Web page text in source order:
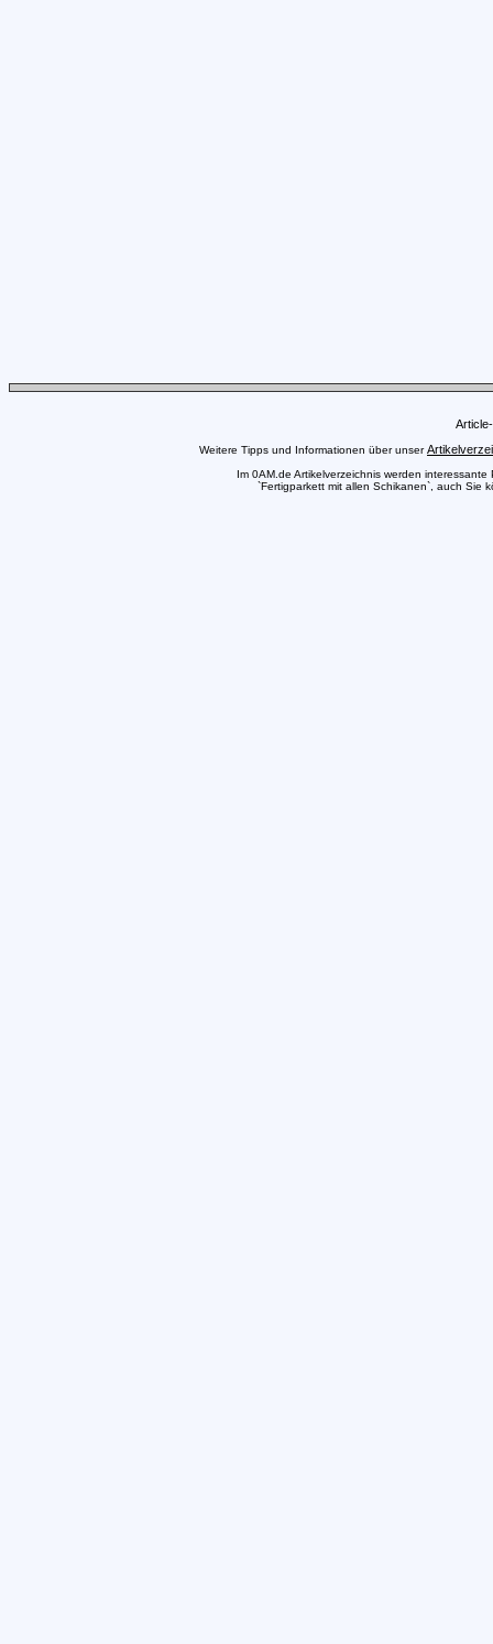
Weitere Tipps und Informationen über unser
Im 0AM.de Artikelverzeichnis werden
`Fertigparkett mit allen Schikanen`, auch Sie